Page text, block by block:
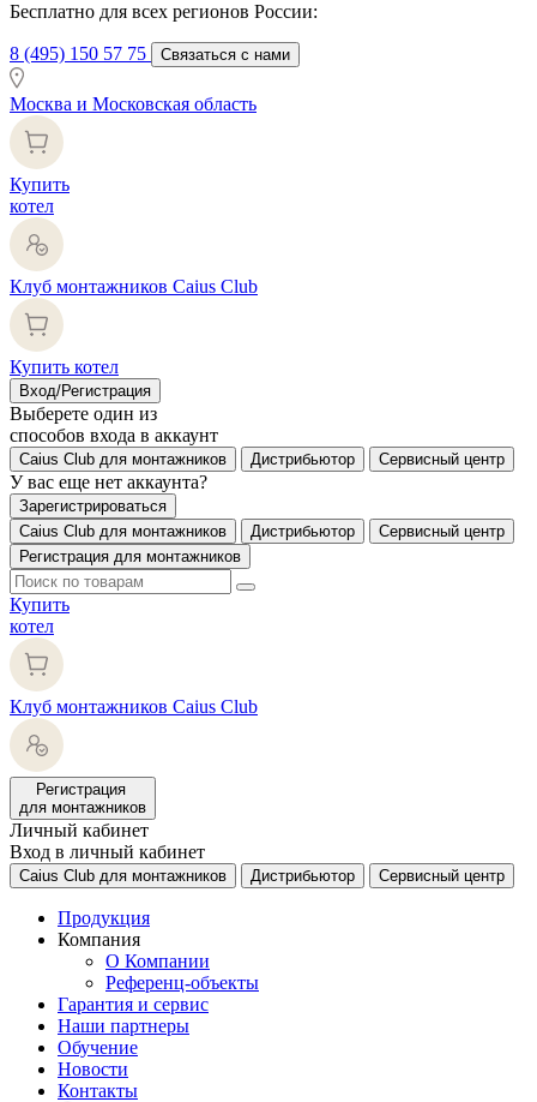
Бесплатно для всех регионов России:
8 (495) 150 57 75 Связаться с нами
Москва и Московская область
Купить
котел
Клуб монтажников Caius Club
Купить котел
Вход/Регистрация
Выберете один из
способов входа в аккаунт
Caius Club для монтажников Дистрибьютор Сервисный центр
У вас еще нет аккаунта?
Зарегистрироваться
Caius Club для монтажников
Дистрибьютор
Сервисный центр
Регистрация для монтажников
Купить
котел
Клуб монтажников Caius Club
Регистрация
для монтажников
Личный кабинет
Вход в личный кабинет
Caius Club для монтажников Дистрибьютор Сервисный центр
Продукция
Компания
О Компании
Референц-объекты
Гарантия и сервис
Наши партнеры
Обучение
Новости
Контакты